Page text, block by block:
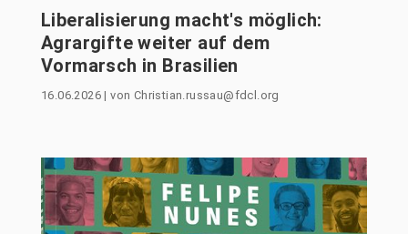
Liberalisierung macht's möglich:
Agrargifte weiter auf dem
Vormarsch in Brasilien
16.06.2026|von Christian.russau@fdcl.org